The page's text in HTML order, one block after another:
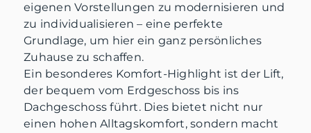
eigenen Vorstellungen zu modernisieren und
zu individualisieren – eine perfekte
Grundlage, um hier ein ganz persönliches
Zuhause zu schaffen.
Ein besonderes Komfort-Highlight ist der Lift,
der bequem vom Erdgeschoss bis ins
Dachgeschoss führt. Dies bietet nicht nur
einen hohen Alltagskomfort, sondern macht